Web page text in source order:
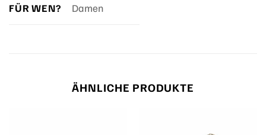
FÜR WEN? Damen
ÄHNLICHE PRODUKTE